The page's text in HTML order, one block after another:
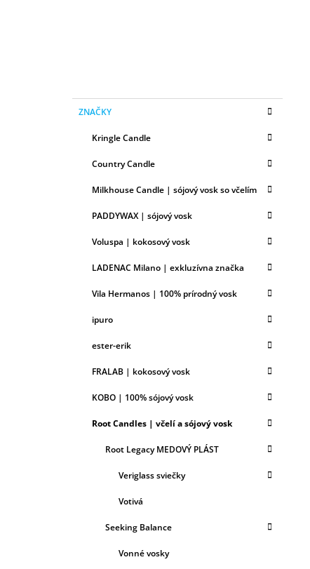
kategórie
K
AZNAČKY
Kringle Candle
Country Candle
Milkhouse Candle | sójový vosk so včelím
PADDYWAX | sójový vosk
Voluspa | kokosový vosk
LADENAC Milano | exkluzívna značka
Vila Hermanos | 100% prírodný vosk
ipuro
ester-erik
FRALAB | kokosový vosk
KOBO | 100% sójový vosk
Root Candles | včelí a sójový vosk
Root Legacy MEDOVÝ PLÁST
Veriglass sviečky
Votivá
Seeking Balance
Vonné vosky